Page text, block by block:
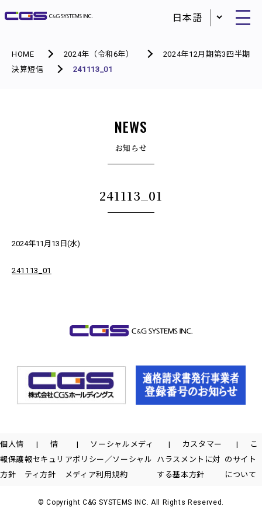
HOME 2024年（令和6年）
2024年12月期第3四半期
決算短信
241113_01
NEWS
お知らせ
241113_01
2024年11月13日(水)
241113_01
個人情
報保護
方針
情
報セキュリ
ティ方針
ソーシャルメディ
アポリシー／ソーシャル
メディア利用規約
カスタマー
ハラスメントに対
する基本方針
こ
のサイト
について
© Copyright C&G SYSTEMS INC. All Rights Reserved.